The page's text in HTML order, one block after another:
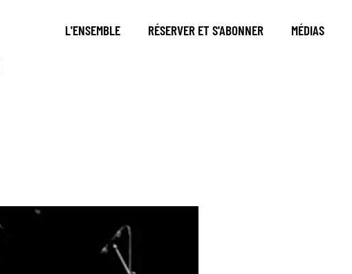
L'ENSEMBLE RÉSERVER ET S'ABONNER MÉDIAS